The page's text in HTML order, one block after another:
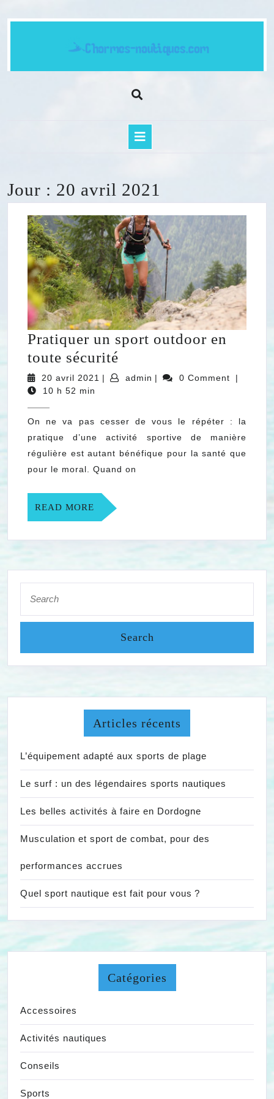
Jour : 20 avril 2021
Pratiquer un sport outdoor en
toute sécurité
un
en
toute
sécurité
20 avril 2021 20
| admin admin
| 0 Comment
|
10 h 52 min
On ne va pas cesser de vous le répéter : la
pratique d’une activité sportive de manière
régulière est autant bénéfique pour la santé que
pour le moral. Quand on
READ MORE READ
MORE
for:
Articles récents
L’équipement adapté aux sports de plage
Le surf : un des légendaires sports nautiques
Les belles activités à faire en Dordogne
Musculation et sport de combat, pour des
performances accrues
Quel sport nautique est fait pour vous ?
Catégories
Accessoires
Activités nautiques
Conseils
Sports